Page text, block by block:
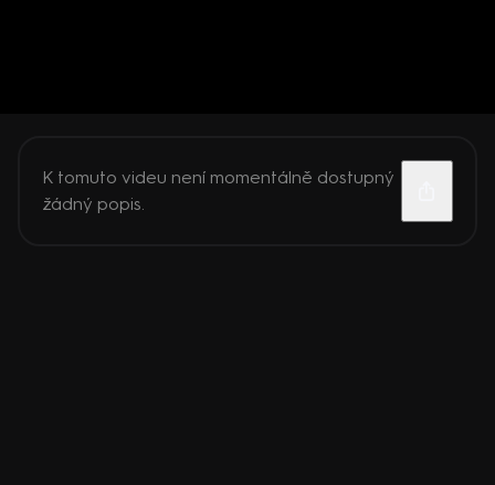
K tomuto videu není momentálně dostupný
žádný popis.